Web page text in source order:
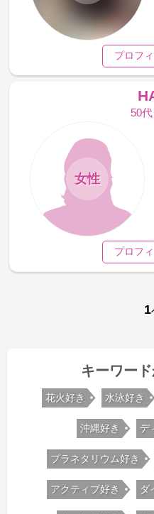
プロフ
50
女性
プロフ
1
キーワー
花火好き 水泳好き
沖縄好き デ
プラネタリウム好き
アクティブ好き ダ